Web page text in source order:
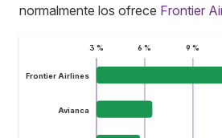
normalmente los ofrece Frontier
3 % 6 % 9 %
Frontier Airlines
Avianca